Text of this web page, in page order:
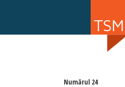
Numărul 24